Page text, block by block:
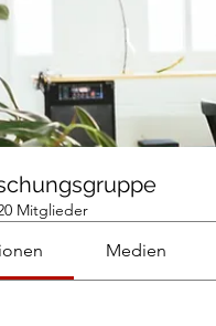
Mitglieder
Medien